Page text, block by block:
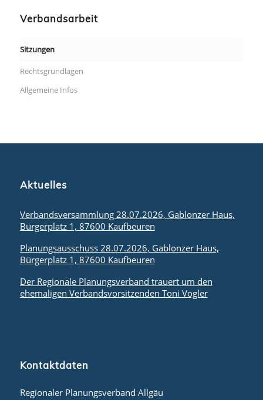
Verbandsarbeit
Sitzungen
Rechtsgrundlagen
Allgemeine Infos
Aktuelles
Verbandsversammlung 28.07.2026, Gablonzer Haus,
Bürgerplatz 1, 87600 Kaufbeuren
Planungsausschuss 28.07.2026, Gablonzer Haus,
Bürgerplatz 1, 87600 Kaufbeuren
Der Regionale Planungsverband trauert um den
ehemaligen Verbandsvorsitzenden Toni Vogler
Kontaktdaten
Regionaler Planungsverband Allgäu